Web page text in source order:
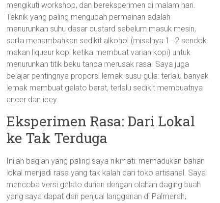
mengikuti workshop, dan bereksperimen di malam hari.
Teknik yang paling mengubah permainan adalah
menurunkan suhu dasar custard sebelum masuk mesin,
serta menambahkan sedikit alkohol (misalnya 1–2 sendok
makan liqueur kopi ketika membuat varian kopi) untuk
menurunkan titik beku tanpa merusak rasa. Saya juga
belajar pentingnya proporsi lemak-susu-gula: terlalu banyak
lemak membuat gelato berat, terlalu sedikit membuatnya
encer dan icey.
Eksperimen Rasa: Dari Lokal
ke Tak Terduga
Inilah bagian yang paling saya nikmati: memadukan bahan
lokal menjadi rasa yang tak kalah dari toko artisanal. Saya
mencoba versi gelato durian dengan olahan daging buah
yang saya dapat dari penjual langganan di Palmerah;